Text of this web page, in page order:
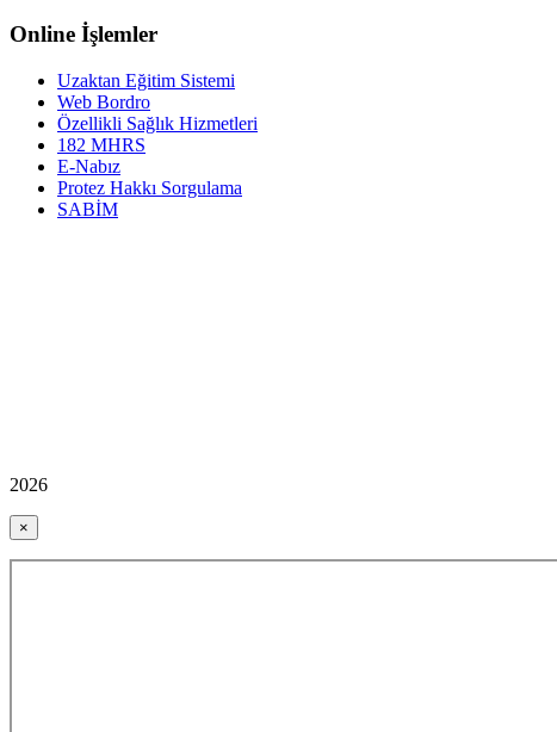
Online İşlemler
Uzaktan Eğitim Sistemi
Web Bordro
Özellikli Sağlık Hizmetleri
182 MHRS
E-Nabız
Protez Hakkı Sorgulama
SABİM
2026
×